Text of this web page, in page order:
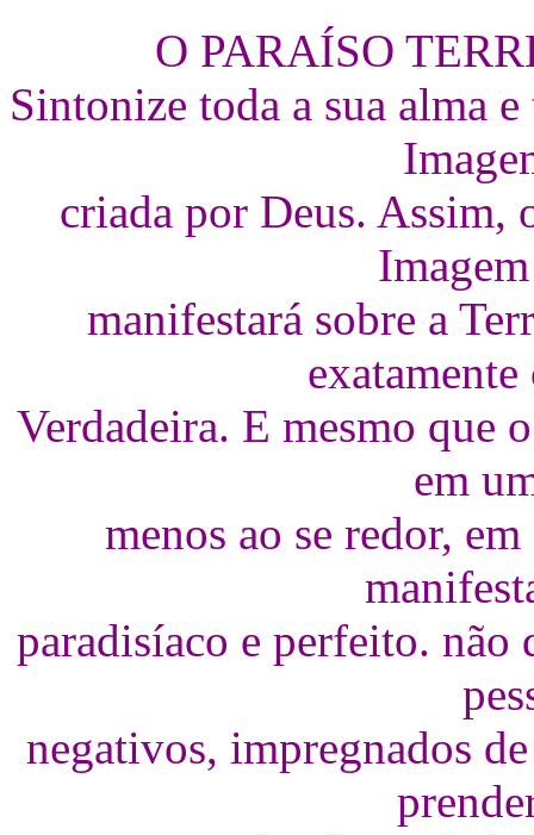
O PARAÍSO
Sintonize toda a sua alma
criada por Deus. Assim,
manifestará sobre a
Verdadeira. E mesmo que
em
menos ao se redor,
paradisíaco e perfeito.
negativos, impregnados